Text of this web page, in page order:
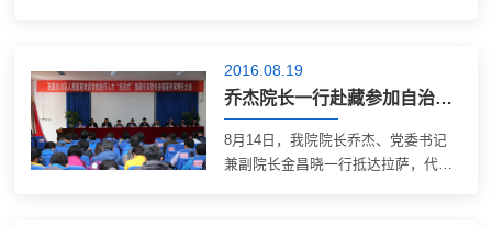
玛由我院心脏外科接诊，迎接她们的
是一段崭新的爱“心”旅程。 9月8日清
晨，...
2016.08.19
乔杰院长一行赴藏参加自治区人民医院欢送首批组团式援藏专家暨终身客座专家聘任仪式
8月14日，我院院长乔杰、党委书记
兼副院长金昌晓一行抵达拉萨，代表